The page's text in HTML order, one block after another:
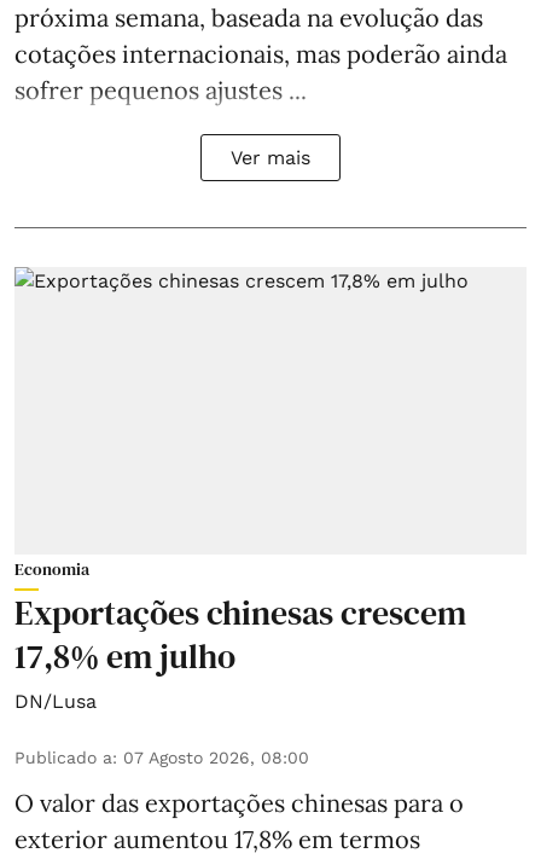
próxima semana, baseada na evolução das
cotações internacionais, mas poderão ainda
sofrer pequenos ajustes ...
Ver mais
Economia
Exportações chinesas crescem
17,8% em julho
DN/Lusa
Publicado a: 07 Agosto 2026, 08:00
O valor das exportações chinesas para o
exterior aumentou 17,8% em termos